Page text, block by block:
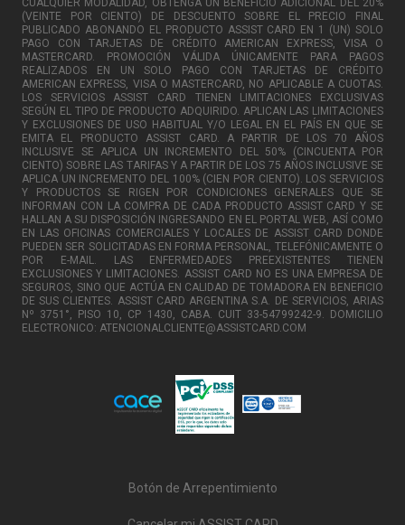
(VEINTE POR CIENTO) DE DESCUENTO SOBRE EL PRECIO FINAL
PUBLICADO ABONANDO EL PRODUCTO ASSIST CARD EN 1 (UN) SOLO
PAGO CON TARJETAS DE CRÉDITO AMERICAN EXPRESS, VISA O
MASTERCARD. PROMOCIÓN VÁLIDA ÚNICAMENTE PARA PAGOS
REALIZADOS EN UN SOLO PAGO CON TARJETAS DE CRÉDITO
AMERICAN EXPRESS, VISA O MASTERCARD, NO APLICABLE A CUOTAS.
LOS SERVICIOS ASSIST CARD TIENEN LIMITACIONES EXCLUSIVAS
SEGÚN EL TIPO DE PRODUCTO ADQUIRIDO. APLICAN LAS LIMITACIONES
Y EXCLUSIONES DE USO HABITUAL Y/O LEGAL EN EL PAÍS EN QUE SE
EMITA EL PRODUCTO ASSIST CARD. A PARTIR DE LOS 70 AÑOS
INCLUSIVE SE APLICA UN INCREMENTO DEL 50% (CINCUENTA POR
CIENTO) SOBRE LAS TARIFAS Y A PARTIR DE LOS 75 AÑOS INCLUSIVE SE
APLICA UN INCREMENTO DEL 100% (CIEN POR CIENTO). LOS SERVICIOS
Y PRODUCTOS SE RIGEN POR CONDICIONES GENERALES QUE SE
INFORMAN CON LA COMPRA DE CADA PRODUCTO ASSIST CARD Y SE
HALLAN A SU DISPOSICIÓN INGRESANDO EN EL PORTAL WEB, ASÍ COMO
EN LAS OFICINAS COMERCIALES Y LOCALES DE ASSIST CARD DONDE
PUEDEN SER SOLICITADAS EN FORMA PERSONAL, TELEFÓNICAMENTE O
POR E-MAIL. LAS ENFERMEDADES PREEXISTENTES TIENEN
EXCLUSIONES Y LIMITACIONES. ASSIST CARD NO ES UNA EMPRESA DE
SEGUROS, SINO QUE ACTÚA EN CALIDAD DE TOMADORA EN BENEFICIO
DE SUS CLIENTES. ASSIST CARD ARGENTINA S.A. DE SERVICIOS, ARIAS
Nº 3751°, PISO 10, CP 1430, CABA. CUIT 33-54799242-9. DOMICILIO
ELECTRONICO: ATENCIONALCLIENTE@ASSISTCARD.COM
Botón de Arrepentimiento